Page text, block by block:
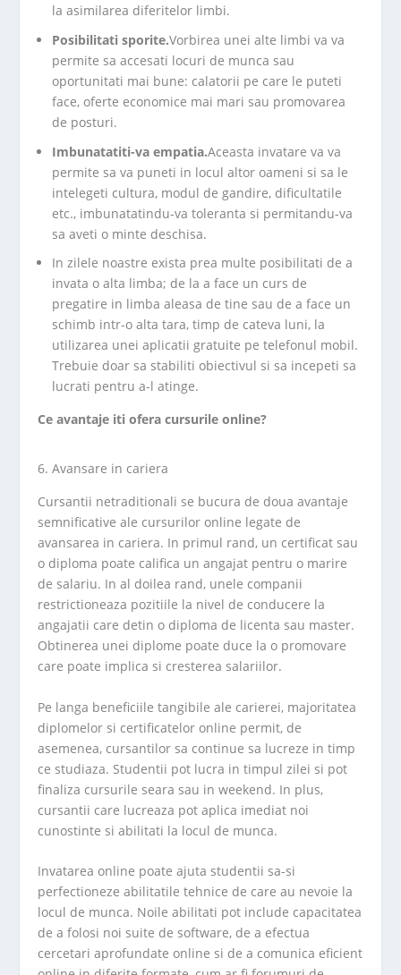
la asimilarea diferitelor limbi.
Posibilitati sporite.Vorbirea unei alte limbi va va
permite sa accesati locuri de munca sau
oportunitati mai bune: calatorii pe care le puteti
face, oferte economice mai mari sau promovarea
de posturi.
Imbunatatiti-va empatia.Aceasta invatare va va
permite sa va puneti in locul altor oameni si sa le
intelegeti cultura, modul de gandire, dificultatile
etc., imbunatatindu-va toleranta si permitandu-va
sa aveti o minte deschisa.
In zilele noastre exista prea multe posibilitati de a
invata o alta limba; de la a face un curs de
pregatire in limba aleasa de tine sau de a face un
schimb intr-o alta tara, timp de cateva luni, la
utilizarea unei aplicatii gratuite pe telefonul mobil.
Trebuie doar sa stabiliti obiectivul si sa incepeti sa
lucrati pentru a-l atinge.
Ce avantaje iti ofera cursurile online?
Avansare in cariera
Cursantii netraditionali se bucura de doua avantaje
semnificative ale cursurilor online legate de
avansarea in cariera. In primul rand, un certificat sau
o diploma poate califica un angajat pentru o marire
de salariu. In al doilea rand, unele companii
restrictioneaza pozitiile la nivel de conducere la
angajatii care detin o diploma de licenta sau master.
Obtinerea unei diplome poate duce la o promovare
care poate implica si cresterea salariilor.
Pe langa beneficiile tangibile ale carierei, majoritatea
diplomelor si certificatelor online permit, de
asemenea, cursantilor sa continue sa lucreze in timp
ce studiaza. Studentii pot lucra in timpul zilei si pot
finaliza cursurile seara sau in weekend. In plus,
cursantii care lucreaza pot aplica imediat noi
cunostinte si abilitati la locul de munca.
Invatarea online poate ajuta studentii sa-si
perfectioneze abilitatile tehnice de care au nevoie la
locul de munca. Noile abilitati pot include capacitatea
de a folosi noi suite de software, de a efectua
cercetari aprofundate online si de a comunica eficient